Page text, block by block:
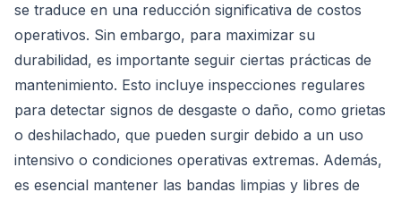
se traduce en una reducción significativa de costos
operativos. Sin embargo, para maximizar su
durabilidad, es importante seguir ciertas prácticas de
mantenimiento. Esto incluye inspecciones regulares
para detectar signos de desgaste o daño, como grietas
o deshilachado, que pueden surgir debido a un uso
intensivo o condiciones operativas extremas. Además,
es esencial mantener las bandas limpias y libres de